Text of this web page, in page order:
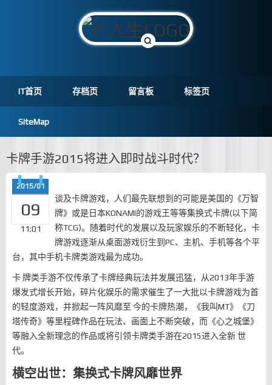
IT首页 存档页 留言板 标签页
SiteMap
卡牌手游2015将进入即时战斗时代？
2015/01
09
11:01
谈及卡牌游戏，人们最先联想到的可能是美国的《万智
牌》或是日本KONAMI的游戏王等等集换式卡牌(以下简
称TCG)。随着时代的发展以及玩家娱乐的不断轻化，卡
牌游戏逐渐从桌面游戏衍生到PC、主机、手机等各个平
台，其中手机卡牌类游戏最为成功。
卡 牌类手游不仅传承了卡牌经典玩法并发展迅猛，从2013年手游
爆发式增长开始，碎片化娱乐的需求催生了一大批以卡牌游戏为首
的轻度游戏，并掀起一阵风靡至 今的卡牌热潮，《我叫MT》《刀
塔传奇》等里程碑作品在玩法、画面上不断突破，而《心之城堡》
等融入全新理念的作品或将引领卡牌类手游在2015进入全新 世
代。
横空出世：集换式卡牌风靡世界